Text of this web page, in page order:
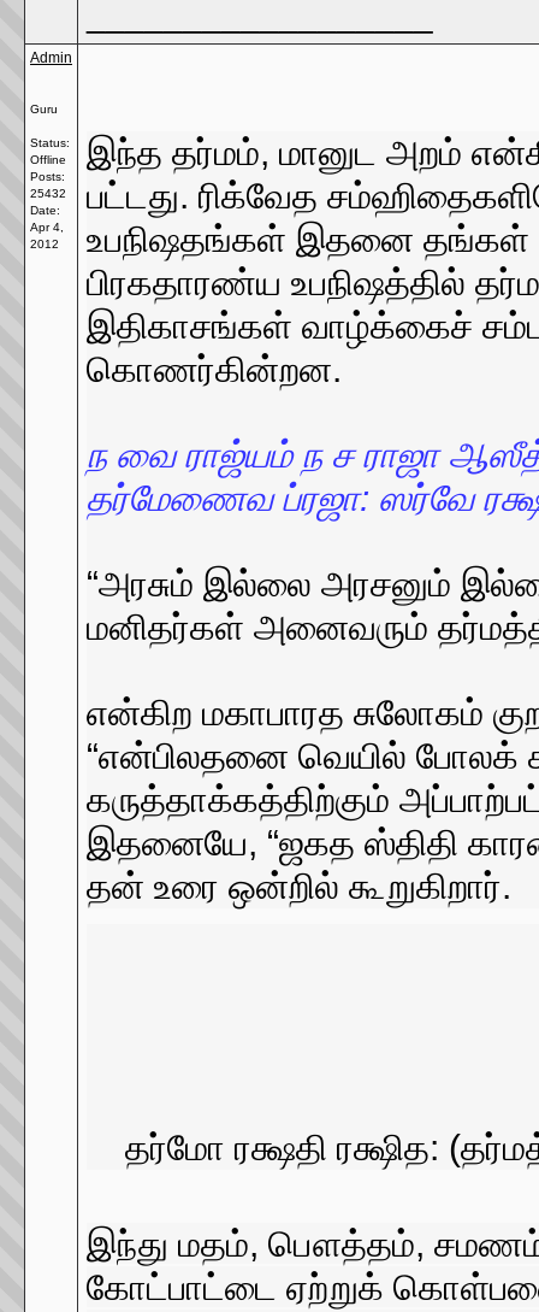
Admin
Guru
Status:
Offline
Posts:
25432
Date:
Apr 4,
2012
இந்த தர்மம், மானுட அறம்
பட்டது. ரிக்வேத
உபநிஷதங்கள் இதனை தங்கள்
பிரகதாரண்ய உபநிஷத்தில்
இதிகாசங்கள் வாழ்க்கைச்
கொணர்கின்றன.
ந வை ராஜ்யம் ந ச ராஜா
தர்மேணைவ ப்ரஜா: ஸர்வே
“அரசும் இல்லை அரசனும்
மனிதர்கள் அனைவரும்
என்கிற மகாபாரத சுலோகம்
“என்பிலதனை வெயில் போலக்
கருத்தாக்கத்திற்கும்
இதனையே, “ஜகத ஸ்திதி
தன் உரை ஒன்றில் கூறுகிறார்.
தர்மோ ரக்ஷதி ரக்ஷித:
இந்து மதம், பௌத்தம், சமணம்
கோட்பாட்டை ஏற்றுக்